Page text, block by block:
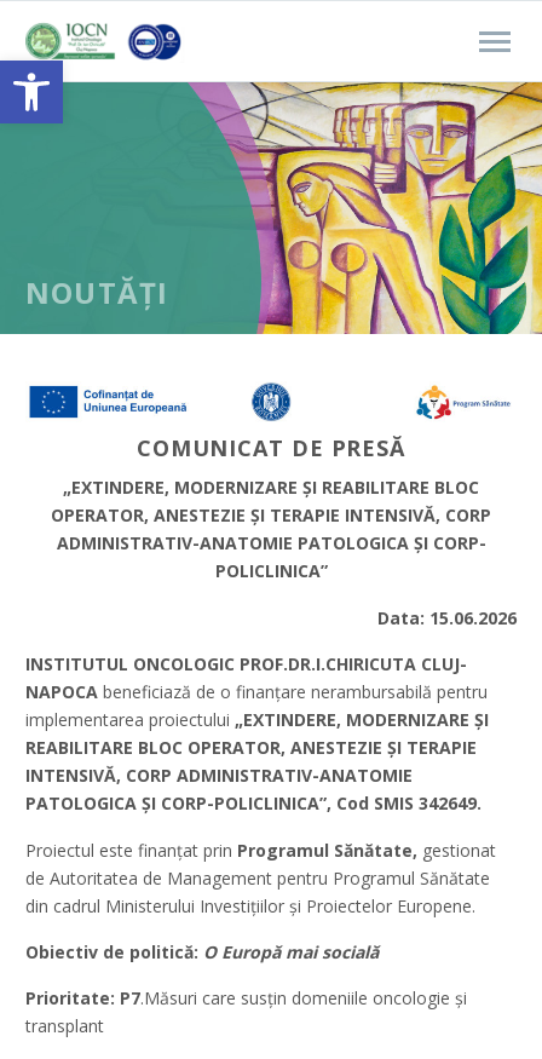
Open toolbar
NOUTĂȚI
COMUNICAT DE PRESĂ
„EXTINDERE, MODERNIZARE ȘI REABILITARE BLOC
OPERATOR, ANESTEZIE ȘI TERAPIE INTENSIVĂ, CORP
ADMINISTRATIV-ANATOMIE PATOLOGICA ȘI CORP-
POLICLINICA”
Data: 15.06.2026
INSTITUTUL ONCOLOGIC PROF.DR.I.CHIRICUTA CLUJ-
NAPOCA beneficiază de o finanțare nerambursabilă pentru
implementarea proiectului „EXTINDERE, MODERNIZARE ȘI
REABILITARE BLOC OPERATOR, ANESTEZIE ȘI TERAPIE
INTENSIVĂ, CORP ADMINISTRATIV-ANATOMIE
PATOLOGICA ȘI CORP-POLICLINICA”, Cod SMIS 342649.
Proiectul este finanțat prin Programul Sănătate, gestionat
de Autoritatea de Management pentru Programul Sănătate
din cadrul Ministerului Investițiilor și Proiectelor Europene.
Obiectiv de politică: O Europă mai socială
Prioritate: P7.Măsuri care susțin domeniile oncologie și
transplant